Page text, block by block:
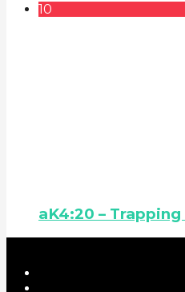
10
aK4:20 – Trapping